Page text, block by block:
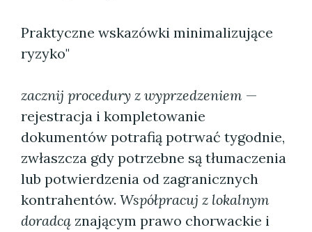
Praktyczne wskazówki minimalizujące
ryzyko"
zacznij procedury z wyprzedzeniem —
rejestracja i kompletowanie
dokumentów potrafią potrwać tygodnie,
zwłaszcza gdy potrzebne są tłumaczenia
lub potwierdzenia od zagranicznych
kontrahentów. Współpracuj z lokalnym
doradcą znającym prawo chorwackie i